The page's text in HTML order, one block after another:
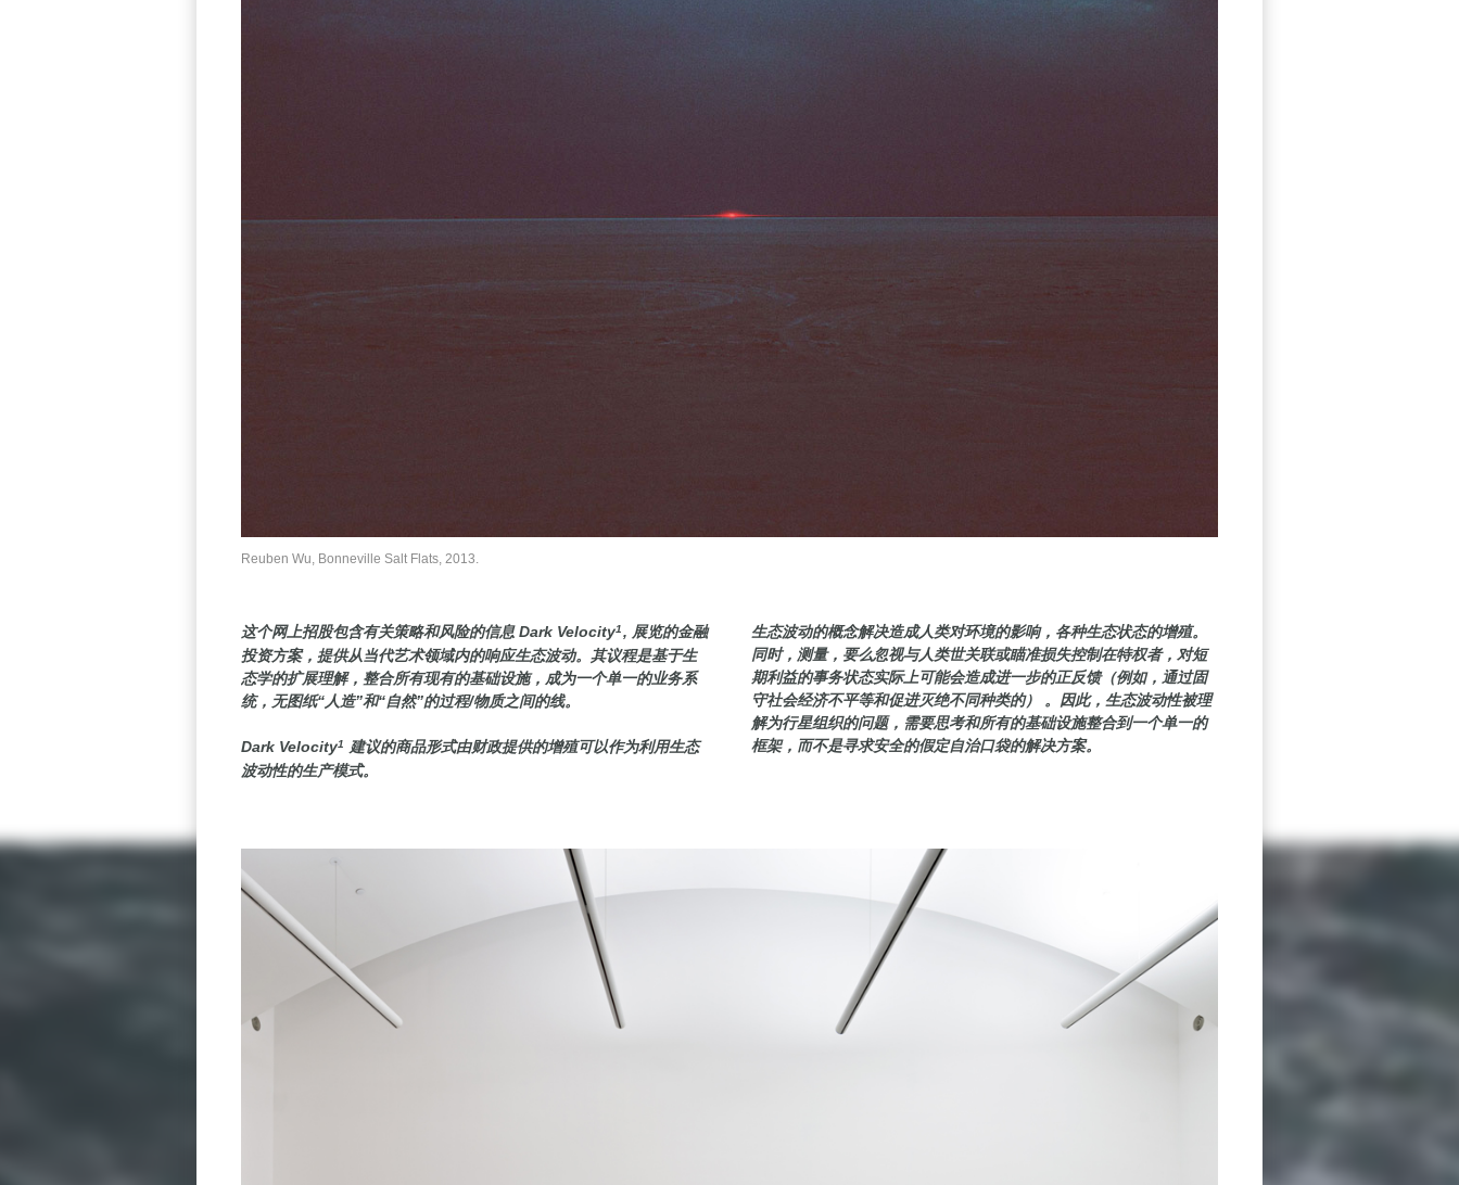
Reuben Wu, Bonneville Salt Flats, 2013.
这个网上招股包含有关策略和风险的信息Dark Velocity1, 展览的金融
投资方案，提供从当代艺术领域内的响应生态波动。其议程是基于生
态学的扩展理解，整合所有现有的基础设施，成为一个单一的业务系
统，无图纸“人造”和“自然”的过程/物质之间的线。
Dark Velocity1 建议的商品形式由财政提供的增殖可以作为利用生态
波动性的生产模式。
生态波动的概念解决造成人类对环境的影响，各种生态状态的增殖。
同时，测量，要么忽视与人类世关联或瞄准损失控制在特权者，对短
期利益的事务状态实际上可能会造成进一步的正反馈（例如，通过固
守社会经济不平等和促进灭绝不同种类的） 。因此，生态波动性被理
解为行星组织的问题，需要思考和所有的基础设施整合到一个单一的
框架，而不是寻求安全的假定自治口袋的解决方案。